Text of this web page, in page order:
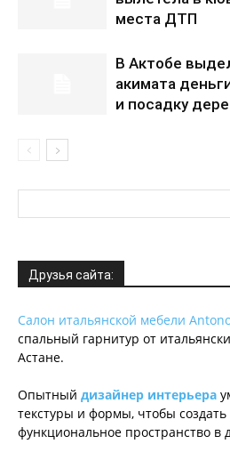
места ДТП
В Актобе
акимата
и посадку
Друзья сайта:
Салон итальянской мебели
спальный гарнитур от
Астане.
Опытный дизайнер интерьера
текстуры и формы, чтобы
функциональное пространство в